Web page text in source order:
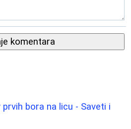
komentara
bora na licu - Saveti i